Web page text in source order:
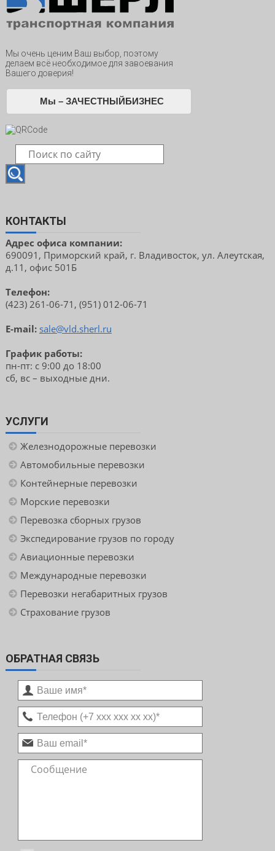
Мы очень ценим Ваш выбор, поэтому
делаем всё необходимое для завоевания
Вашего доверия!
Мы – ЗАЧЕСТНЫЙБИЗНЕС
КОНТАКТЫ
Адрес офиса компании:
690091, Приморский край, г. Владивосток, ул. Алеутская,
д.11, офис 501Б
Телефон:
(423) 261-06-71, (951) 012-06-71
E-mail: sale@vld.sherl.ru
График работы:
пн-пт: с 9:00 до 18:00
сб, вс – выходные дни.
УСЛУГИ
Железнодорожные перевозки
Автомобильные перевозки
Контейнерные перевозки
Морские перевозки
Перевозка сборных грузов
Экспедирование грузов по городу
Авиационные перевозки
Международные перевозки
Перевозки негабаритных грузов
Страхование грузов
ОБРАТНАЯ СВЯЗЬ